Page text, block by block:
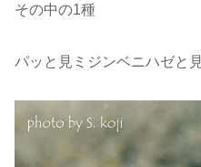
その中の1種
パッと見ミジンベニハゼと